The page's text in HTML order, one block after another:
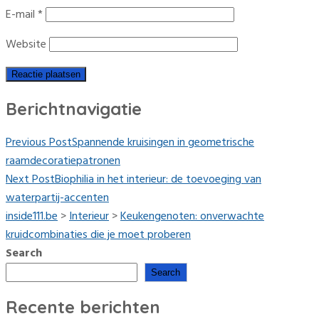
E-mail*
Website
Berichtnavigatie
Previous PostSpannende kruisingen in geometrische
raamdecoratiepatronen
Next PostBiophilia in het interieur: de toevoeging van
waterpartij-accenten
inside111.be>Interieur>Keukengenoten: onverwachte
kruidcombinaties die je moet proberen
Search
Search
Recente berichten